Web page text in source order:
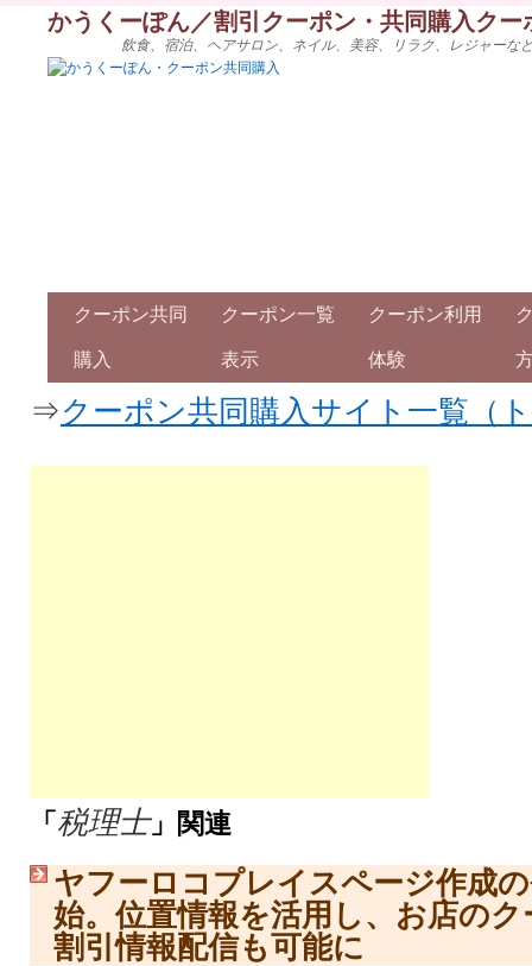
かうくーぽん／割引クーポン・共同購入ク
飲食、宿泊、ヘアサロン、ネイル、美容、リラク、レジャー
クーポン共同
購入
クーポン一覧
表示
クーポン利用
体験
⇒クーポン共同購入サイト一覧（
「 税理士」関連
ヤフーロコプレイスページ作成
始。位置情報を活用し、お店の
割引情報配信も可能に